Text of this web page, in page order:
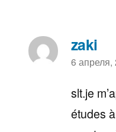
zaki
пишет:
6 апреля,
slt.je
études